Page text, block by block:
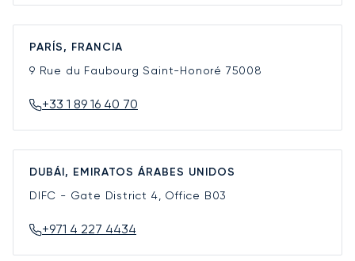
PARÍS, FRANCIA
9 Rue du Faubourg Saint-Honoré 75008
+33 1 89 16 40 70
DUBÁI, EMIRATOS ÁRABES UNIDOS
DIFC - Gate District 4, Office B03
+971 4 227 4434